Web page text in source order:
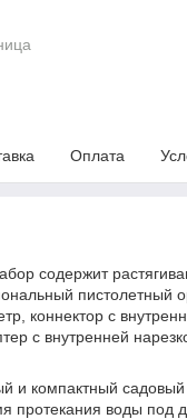
Оплата
содержит
пистолетный
коннектор с
с внутренней
и компактный
протекания воды под